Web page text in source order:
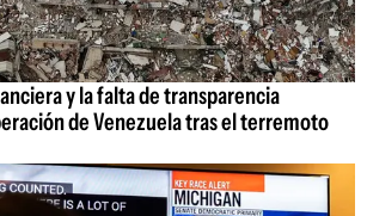
y la falta de transparencia
de Venezuela tras el terremoto